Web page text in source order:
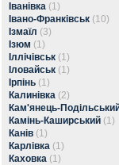
Іванівка (1)
Івано-Франківськ (10)
Ізмаїл (3)
Ізюм (1)
Іллічівськ (1)
Іловайськ (1)
Ірпінь (1)
Калинівка (2)
Кам'янець-
Камінь-Каширський (1)
Канів (1)
Карлівка (1)
Каховка (1)